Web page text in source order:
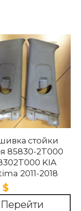
стойки
85830-2T000
KIA
2011-2018
$
Перейти